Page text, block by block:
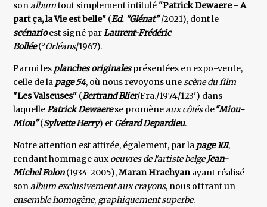
sonalbumtout simplement intitulé "Patrick Dewaere - A
part ça, la Vie est belle" (Ed. "Glénat"/2021), dont le
scénarioest signé parLaurent-Frédéric
Bollée(°Orléans/1967).
Parmi les planches originalesprésentées en expo-vente,
celle de la page 54, où nous revoyons unescène du film
"Les Valseuses" (Bertrand Blier/Fra./1974/123') dans
laquellePatrick Dewaerese promèneaux côtésde"Miou-
Miou"(Sylvette Herry) et Gérard Depardieu.
Notre attention est attirée, également, par la page 101,
rendant hommage auxoeuvres de l'artiste belgeJean-
Michel Folon(1934-2005),Maran Hrachyanayant réalisé
sonalbum exclusivement aux crayons, nous offrant un
ensemble homogène, graphiquement superbe.